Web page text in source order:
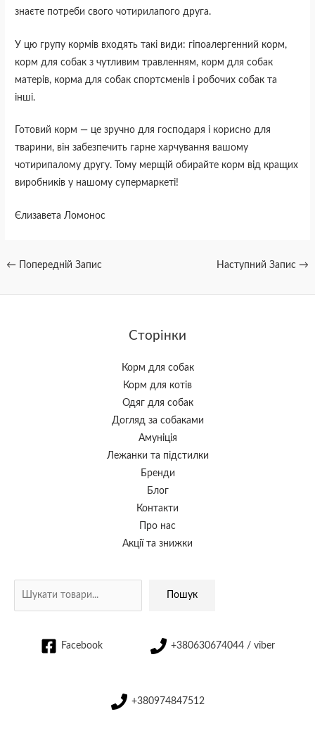
знаєте потреби свого чотирилапого друга.
У цю групу кормів входять такі види: гіпоалергенний корм,
корм для собак з чутливим травленням, корм для собак
матерів, корма для собак спортсменів і робочих собак та
інші.
Готовий корм — це зручно для господаря і корисно для
тварини, він забезпечить гарне харчування вашому
чотирипалому другу. Тому мерщій обирайте корм від кращих
виробників у нашому супермаркеті!
Єлизавета Ломонос
← Попередній Запис Наступний Запис →
Сторінки
Корм для собак
Корм для котів
Одяг для собак
Догляд за собаками
Амуніція
Лежанки та підстилки
Бренди
Блог
Контакти
Про нас
Акції та знижки
Пошук
Facebook +380630674044 / viber
+380974847512